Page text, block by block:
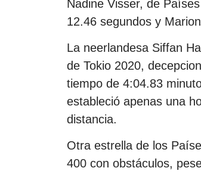
Nadine Visser, de
12.46 segundos y
La neerlandesa Siffan
de Tokio 2020,
tiempo de 4:04.83
estableció apenas una
distancia.
Otra estrella de los
400 con obstáculos,